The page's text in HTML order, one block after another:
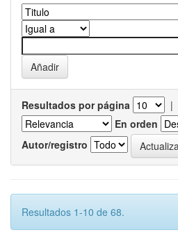
Resultados por página |
En orden
Autor/registro
Resultados 1-10 de 68.